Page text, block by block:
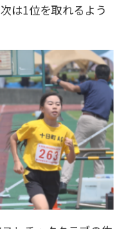
は1位を取れるよう